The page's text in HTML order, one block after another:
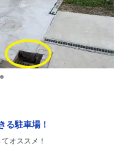
る駐車場！
オススメ！